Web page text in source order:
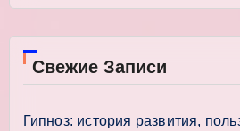
Свежие Записи
Гипноз: история развития,